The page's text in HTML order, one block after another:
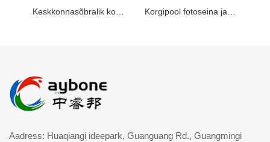
Keskkonnasõbralik korgirull
Aadress: Huaqiangi ideepark, Guanguang Rd., Guangmingi